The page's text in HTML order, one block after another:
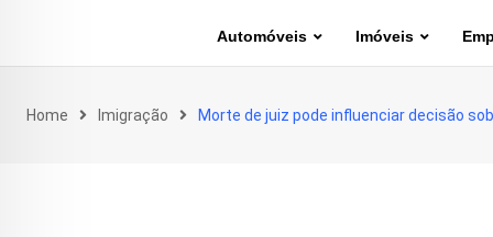
Automóveis Imóveis
Home Imigração Morte de juiz pode influenciar decisão